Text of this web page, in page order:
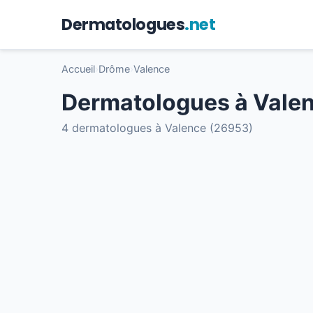
Dermatologues.net
Accueil Drôme Valence
Dermatologues à
4 dermatologues à Valence (26953)